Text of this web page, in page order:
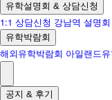
유학설명회 & 상담신청
1:1 상담신청 강남역 설명회
유학박람회
해외유학박람회 아일랜드
공지 & 후기